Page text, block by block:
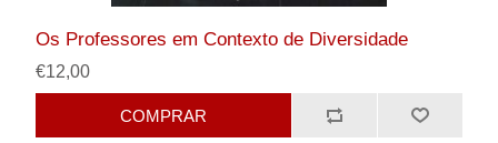
Os Professores em Contexto de Diversidade
€12,00
COMPRAR